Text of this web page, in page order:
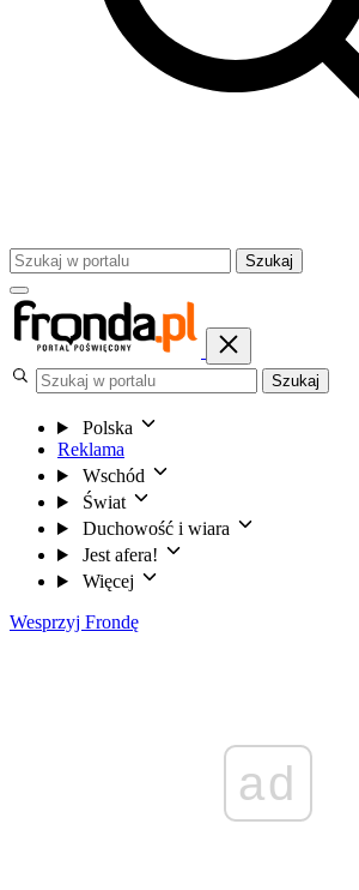
Szukaj
Szukaj
Polska
Reklama
Wschód
Świat
Duchowość i wiara
Jest afera!
Więcej
Wesprzyj Frondę
ad